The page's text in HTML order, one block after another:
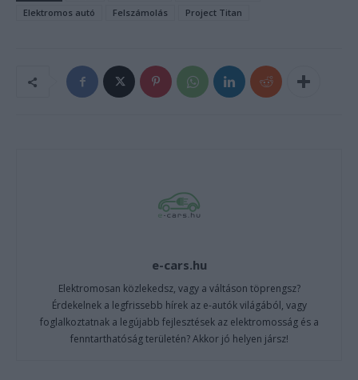
Elektromos autó
Felszámolás Project Titan
e-cars.hu
Elektromosan közlekedsz, vagy a váltáson töprengsz?
Érdekelnek a legfrissebb hírek az e-autók világából, vagy
foglalkoztatnak a legújabb fejlesztések az elektromosság és a
fenntarthatóság területén? Akkor jó helyen jársz!